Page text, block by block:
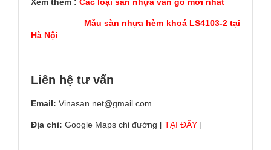
Mẫu sàn nhựa hèm khoá LS4103-2 tại
Hà Nội
Liên hệ tư vấn
Email: Vinasan.net@gmail.com
Địa chỉ: Google Maps chỉ đường [ TẠI ĐÂY ]